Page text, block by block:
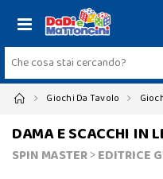
Giochi Da Tavolo
DAMA E SCACCHI IN
SPIN MASTER>EDITRICE